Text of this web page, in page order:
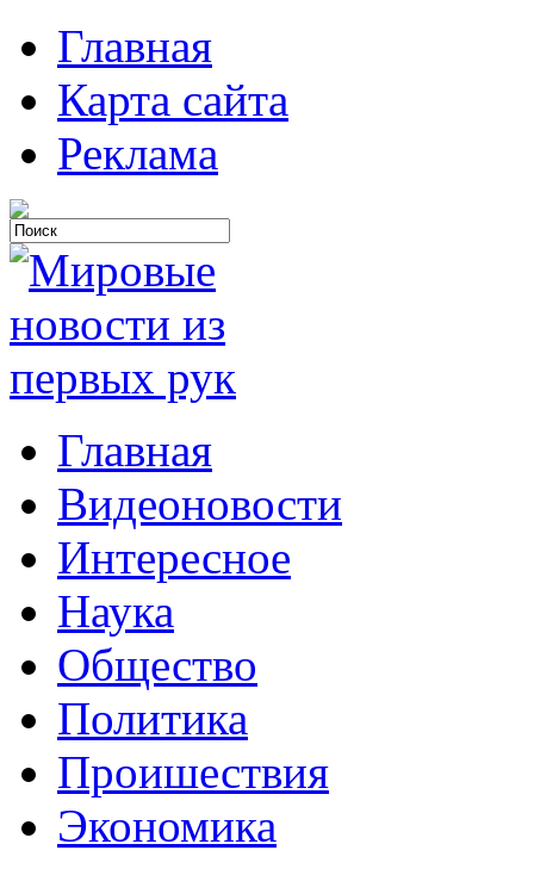
Главная
Карта сайта
Реклама
Главная
Видеоновости
Интересное
Наука
Общество
Политика
Проишествия
Экономика